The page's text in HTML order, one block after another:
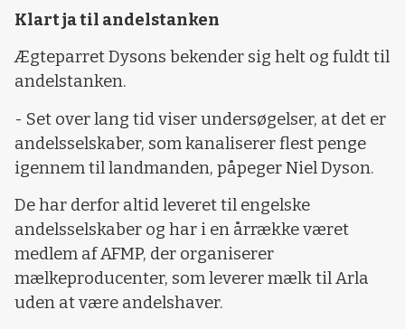
Klart ja til andelstanken
Ægteparret Dysons bekender sig helt og fuldt til
andelstanken.
- Set over lang tid viser undersøgelser, at det er
andelsselskaber, som kanaliserer flest penge
igennem til landmanden, påpeger Niel Dyson.
De har derfor altid leveret til engelske
andelsselskaber og har i en årrække været
medlem af AFMP, der organiserer
mælkeproducenter, som leverer mælk til Arla
uden at være andelshaver.